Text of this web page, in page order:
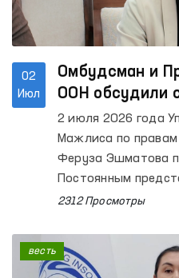
Палаты адвокатов,
министерств и
представители
информации.
02
Июл
Омбудсман и
ООН обсудили
работы на
2 июля 2026 года
Мажлиса по правам
Феруза Эшматова
Постоянным
развития ООН
2312 Просмотры
весть